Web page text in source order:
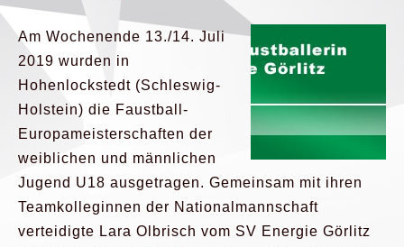
Am Wochenende 13./14. Juli
2019 wurden in
Hohenlockstedt (Schleswig-
Holstein) die Faustball-
Europameisterschaften der
weiblichen und männlichen
Jugend U18 ausgetragen. Gemeinsam mit ihren
Teamkolleginnen der Nationalmannschaft
verteidigte Lara Olbrisch vom SV Energie Görlitz